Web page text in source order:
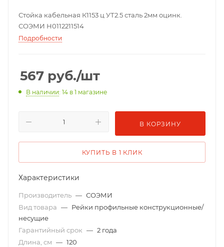
Стойка кабельная К1153 ц УТ2.5 сталь 2мм оцинк.
СОЭМИ Н0112211514
Подробности
567 руб./шт
В наличии: 14 в 1 магазине
В КОРЗИНУ
КУПИТЬ В 1 КЛИК
Характеристики
Производитель — СОЭМИ
Вид товара — Рейки профильные конструкционные/
несущие
Гарантийный срок — 2 года
Длина, см — 120